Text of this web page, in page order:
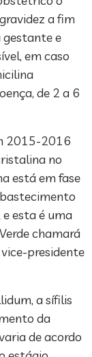
a fim
gestante e
em caso
de 2 a 6
2015-2016
no
está em fase
esta é uma
chamará
presidente
a sífilis
da
de acordo